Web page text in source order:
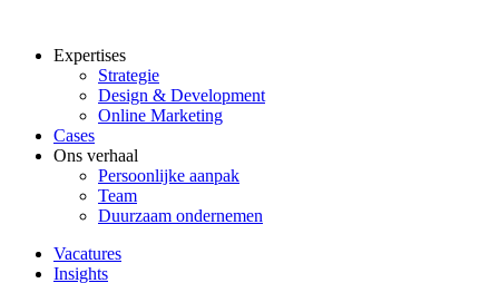
Expertises
Strategie
Design & Development
Online Marketing
Cases
Ons verhaal
Persoonlijke aanpak
Team
Duurzaam ondernemen
Vacatures
Insights